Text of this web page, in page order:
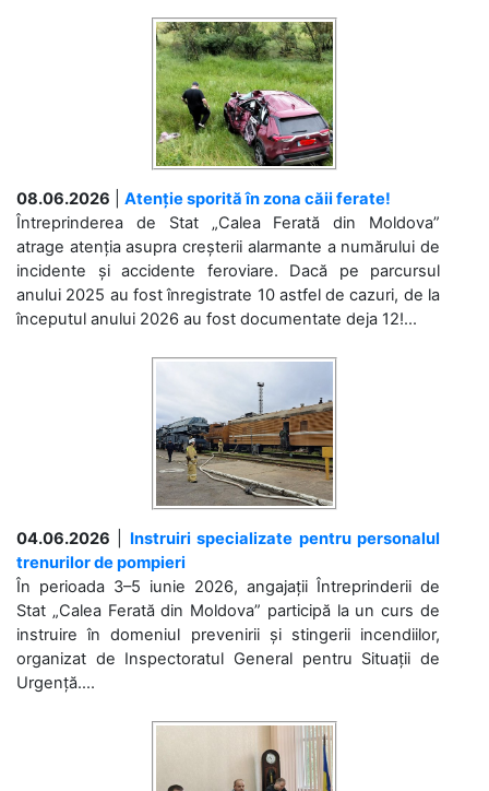
08.06.2026
Atenție sporită în zona căii ferate!
Întreprinderea de Stat „Calea Ferată din Moldova”
atrage atenția asupra creșterii alarmante a numărului de
incidente și accidente feroviare. Dacă pe parcursul
anului 2025 au fost înregistrate 10 astfel de cazuri, de la
începutul anului 2026 au fost documentate deja 12!...
04.06.2026
Instruiri specializate pentru personalul
trenurilor de pompieri
În perioada 3–5 iunie 2026, angajații Întreprinderii de
Stat „Calea Ferată din Moldova” participă la un curs de
instruire în domeniul prevenirii și stingerii incendiilor,
organizat de Inspectoratul General pentru Situații de
Urgență....